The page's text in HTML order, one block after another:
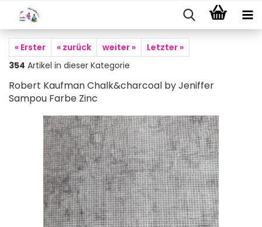
« Erster « zurück weiter »
Letzter »
354 Artikel in dieser Kategorie
Robert Kaufman Chalk&charcoal by Jeniffer
Sampou Farbe Zinc